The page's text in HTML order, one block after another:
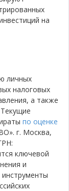
на
личных
налоговых
а также
по оценке
г. Москва,
ключевой
и
инструменты